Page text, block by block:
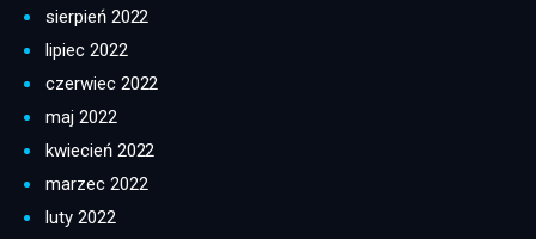
sierpień 2022
lipiec 2022
czerwiec 2022
maj 2022
kwiecień 2022
marzec 2022
luty 2022